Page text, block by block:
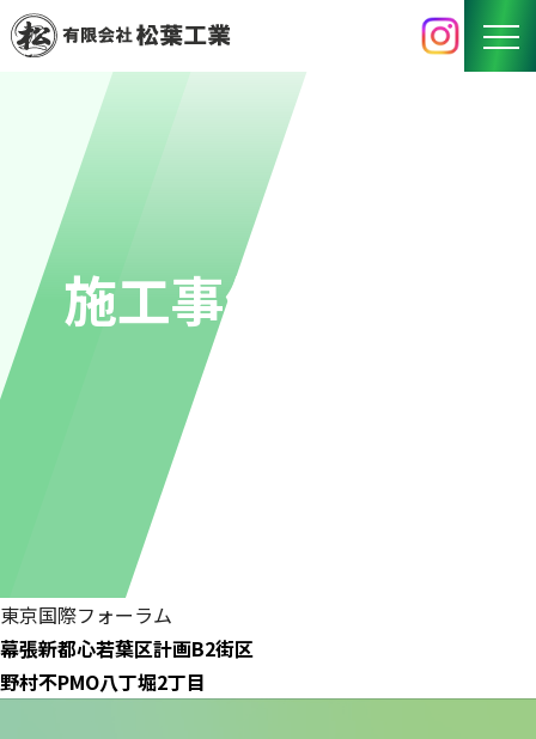
BUSINESS
WORKS
RECRUIT
COMPANY
施工事例
東京国際フォーラム
幕張新都心若葉区計画B2街区
野村不PMO八丁堀2丁目